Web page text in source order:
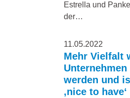
Estrella und
der…
11.05.2022
Mehr Vielfalt
werden und
‚nice to have‘